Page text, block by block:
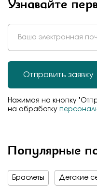
Отправить заявку
Нажимая на кнопку
на обработку
Популярные
Браслеты Детские